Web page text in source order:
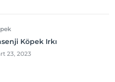
Köpek Irkı
23, 2023